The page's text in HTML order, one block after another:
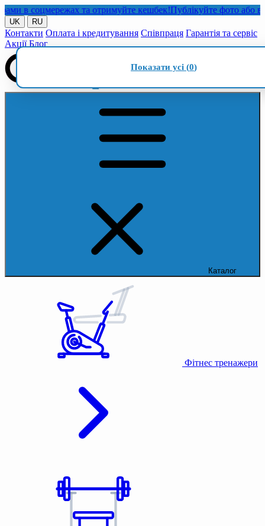
в соцмережах та отримуйте кешбек!Публікуйте фото або
UK RU
Контакти Оплата і кредитування Співпраця Гарантія та сервіс
Акції Блог
Каталог
Фітнес тренажери
Показати усі (0)